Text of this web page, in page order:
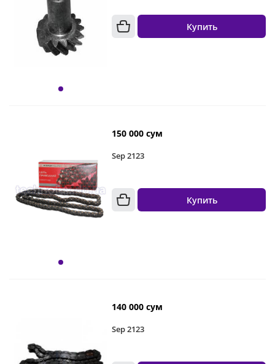
Купить
150 000 сум
Sep 2123
Купить
140 000 сум
Sep 2123